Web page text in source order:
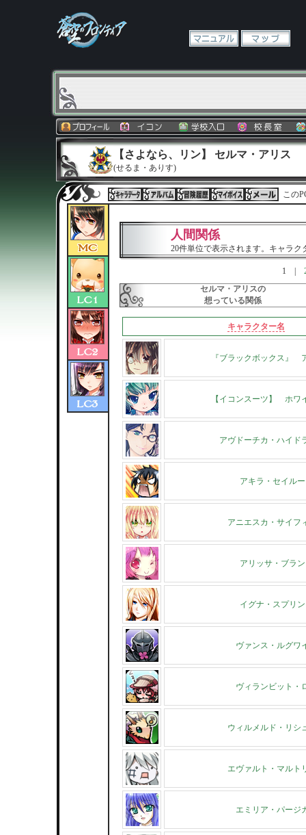
【さよなら、リン】 セルマ・アリス
(せるま・ありす)
この
人間関係
20件単位で表示されます。キャラ
1
セルマ・アリスの
想っている関係
キャラクター名
『ブラックボックス』
【イコンスーツ】 ホワ
アヴドーチカ・ハイド
アキラ・セイル
アニエスカ・サイフ
アリッサ・ブラ
イグナ・スプリ
ヴァンス・ルグワ
ヴィランビット・
ウィルメルド・リシ
エヴァルト・マルト
エミリア・パージ